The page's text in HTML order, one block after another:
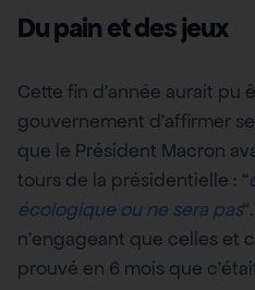
Du pain et des jeux
Cette fin d’année aurait pu
gouvernement d’affirmer
que le Président Macron
tours de la présidentielle : “
écologique ou ne sera pas
n’engageant que celles et
prouvé en 6 mois que